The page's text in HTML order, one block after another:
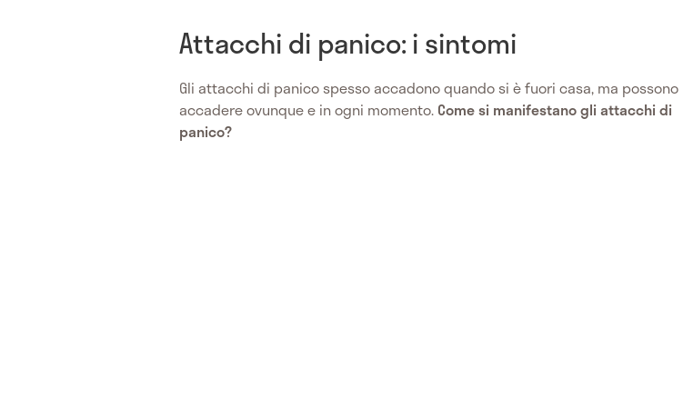
Attacchi di panico: i sintomi
Gli attacchi di panico spesso accadono quando si è fuori casa, ma possono
accadere ovunque e in ogni momento. Come si manifestano gli attacchi di
panico?